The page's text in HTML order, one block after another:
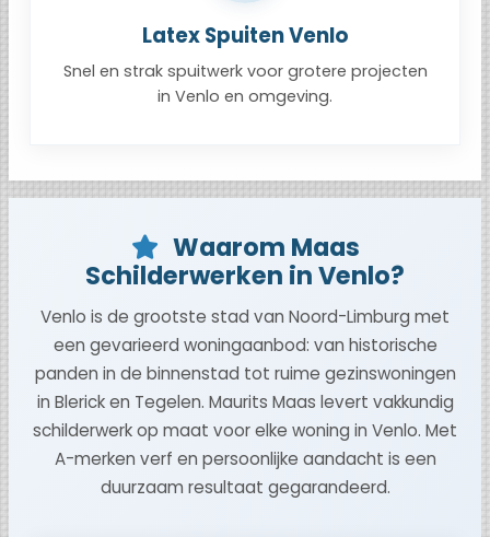
Latex Spuiten Venlo
Snel en strak spuitwerk voor grotere projecten
in Venlo en omgeving.
Waarom Maas
Schilderwerken in Venlo?
Venlo is de grootste stad van Noord-Limburg met
een gevarieerd woningaanbod: van historische
panden in de binnenstad tot ruime gezinswoningen
in Blerick en Tegelen. Maurits Maas levert vakkundig
schilderwerk op maat voor elke woning in Venlo. Met
A-merken verf en persoonlijke aandacht is een
duurzaam resultaat gegarandeerd.